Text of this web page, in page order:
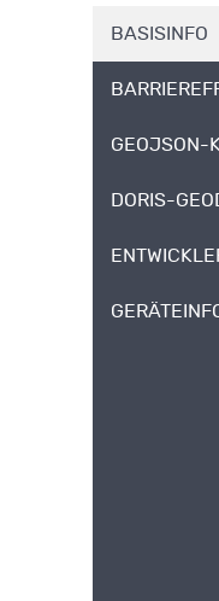
BASISINFO
GEOJSON-
DORIS-